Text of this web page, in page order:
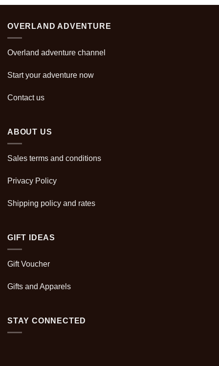
€ 89,95.€ 64,45.
OVERLAND ADVENTURE
Overland adventure channel
Start your adventure now
Contact us
ABOUT US
Sales terms and conditions
Privacy Policy
Shipping policy and rates
GIFT IDEAS
Gift Voucher
Gifts and Apparels
STAY CONNECTED